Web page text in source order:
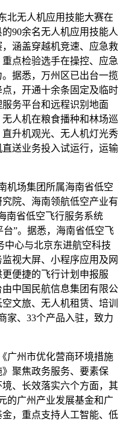
北无人机应用技能大赛在
90余名无人机应用技能人
涵盖穿越机竞速、应急救
点检验选手在操控、应急
据悉，万州区已出台一揽
，开通十余条固定及临时
务平台和远程识别地面
人机在粮食播种和林场巡
升机观光、无人机灯光秀
送业务投入试运行，运输
机场集团所属海南省低空
院、海南领航低空产业有
南省低空飞行服务系统
台”。据悉，海南省低空飞
中心与北京东进航空科技
视大屏、小程序应用及网
便捷的飞行计划申报服
中国民航信息集团有限公
文旅、无人机租赁、培训
家、33个产品入驻，致力
广州市优化营商环境措施
聚焦政务服务、要素保
、长效落实六个方面，其
的广州产业发展基金和广
，重点支持人工智能、低